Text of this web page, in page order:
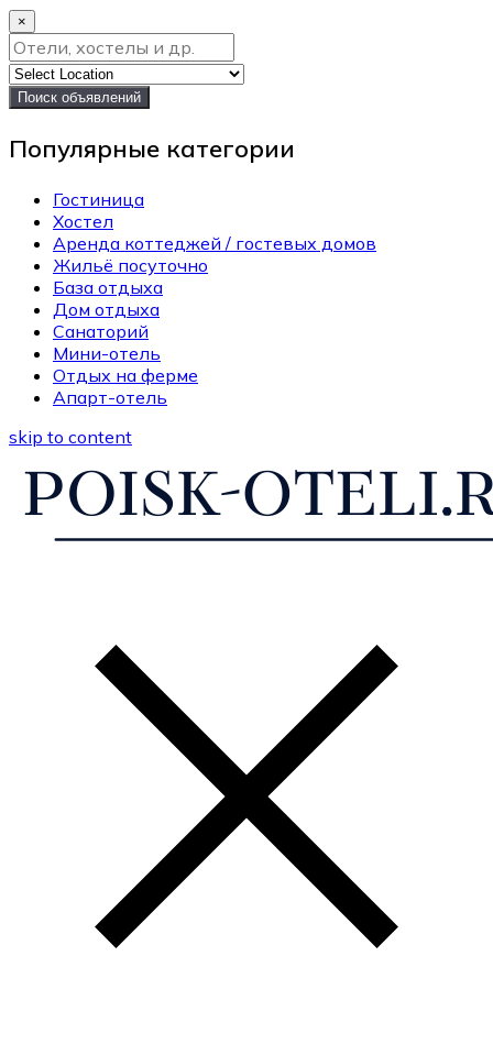
×
Поиск объявлений
Популярные категории
Гостиница
Хостел
Аренда коттеджей / гостевых домов
Жильё посуточно
База отдыха
Дом отдыха
Санаторий
Мини-отель
Отдых на ферме
Апарт-отель
skip to content